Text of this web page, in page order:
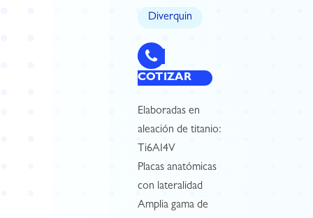
Diverquin
COTIZAR
Elaboradas en
aleación de titanio:
Ti6AI4V
Placas anatómicas
con lateralidad
Amplia gama de